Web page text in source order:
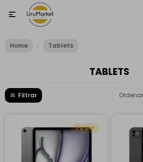

Home Tablets
TABLETS
7